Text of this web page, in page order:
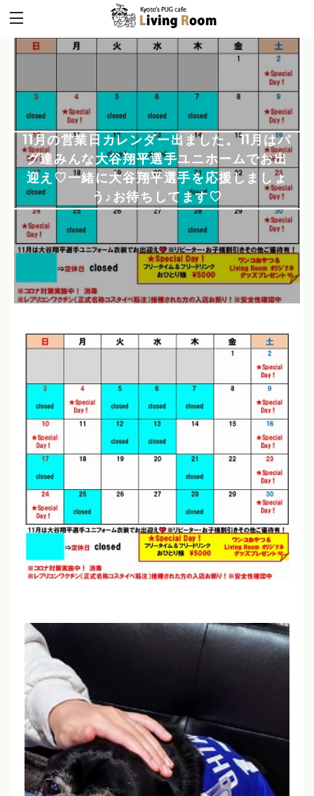
11月の営業日カレンダー出ました。11月はパ
グ達みんな大谷翔平選手ユニホームでお出
迎え♡一緒に大谷翔平選手を応援しましょ
う♪お待ちしてます♡